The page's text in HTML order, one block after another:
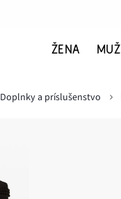
ŽENA MUŽ
Doplnky a príslušenstvo